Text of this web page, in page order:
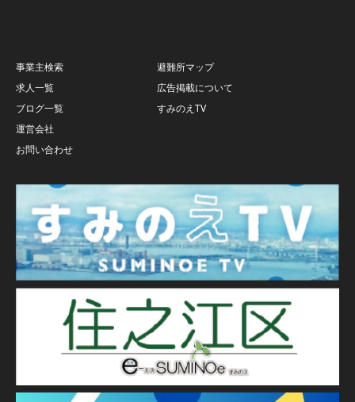
事業主検索
避難所マップ
求人一覧
広告掲載について
ブログ一覧
すみのえTV
運営会社
お問い合わせ